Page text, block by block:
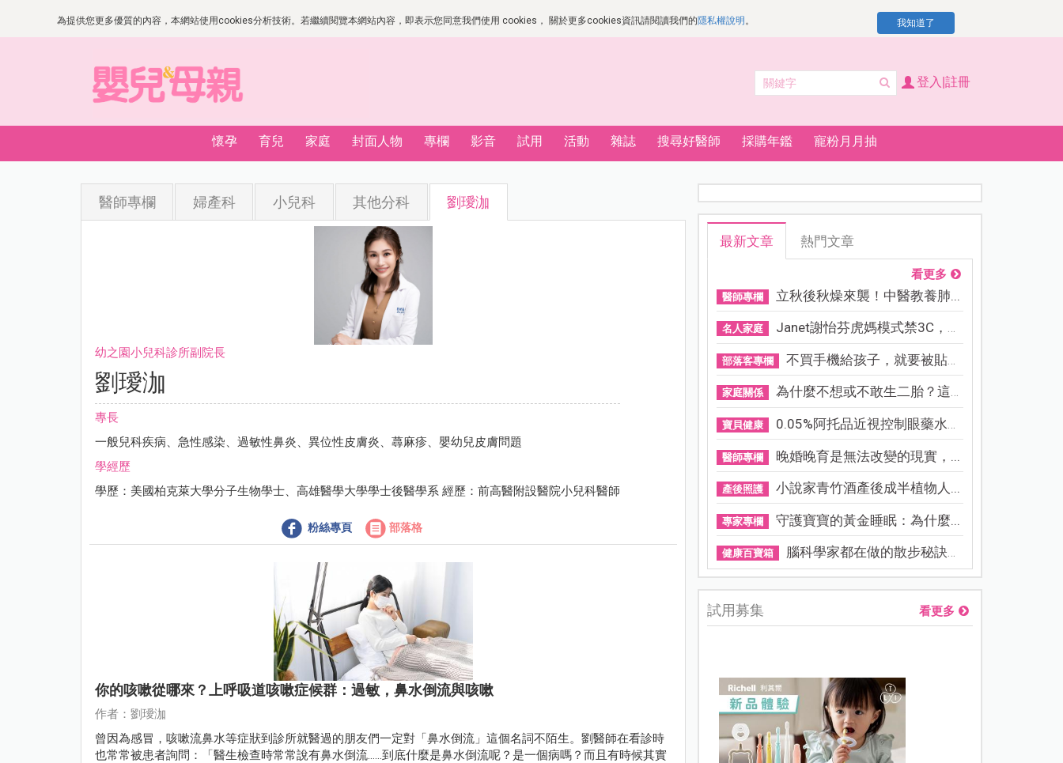
為提供您更多優質的內容，本網站使用cookies分析技術。若繼續閱覽本網站內容，即表示您同意我們使用 cookies， 關於更多cookies資訊請閱讀我們的隱私權說明 。 我知道了
登入|註冊
懷孕 育兒 家庭 封面人物 專欄 影音 試用 活動 雜誌 搜尋好醫師 採購年鑑 寵粉月月抽
醫師專欄 婦產科 小兒科 其他分科 劉璦泇
幼之園小兒科診所副院長
劉璦泇
專長
一般兒科疾病、急性感染、過敏性鼻炎、異位性皮膚炎、蕁麻疹、嬰幼兒皮膚問題
學經歷
學歷：美國柏克萊大學分子生物學士、高雄醫學大學學士後醫學系 經歷：前高醫附設醫院小兒科醫師
粉絲專頁 部落格
你的咳嗽從哪來？上呼吸道咳嗽症候群：過敏，鼻水倒流與咳嗽
作者：劉璦泇
曾因為感冒，咳嗽流鼻水等症狀到診所就醫過的朋友們一定對「鼻水倒流」這個名詞不陌生。劉醫師在看診時
也常常被患者詢問：「醫生檢查時常常說有鼻水倒流......到底什麼是鼻水倒流呢？是一個病嗎？而且有時候其實
最新文章 熱門文章
看更多
醫師專欄 立秋後秋燥來襲！中醫教養肺...
名人家庭 Janet謝怡芬虎媽模式禁3C，看...
部落客專欄 不買手機給孩子，就要被貼「...
家庭關係 為什麼不想或不敢生二胎？這8...
寶貝健康 0.05%阿托品近視控制眼藥水納...
醫師專欄 晚婚晚育是無法改變的現實，...
產後照護 小說家青竹酒產後成半植物人...
專家專欄 守護寶寶的黃金睡眠：為什麼...
健康百寶箱 腦科學家都在做的散步秘訣！...
試用募集 看更多